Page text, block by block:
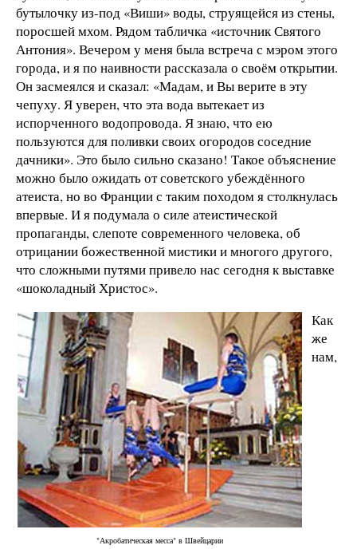
бутылочку из-под «Виши» воды, струящейся из стены,
поросшей мхом. Рядом табличка «источник Святого
Антония». Вечером у меня была встреча с мэром этого
города, и я по наивности рассказала о своём открытии.
Он засмеялся и сказал: «Мадам, и Вы верите в эту
чепуху. Я уверен, что эта вода вытекает из
испорченного водопровода. Я знаю, что ею
пользуются для поливки своих огородов соседние
дачники». Это было сильно сказано! Такое объяснение
можно было ожидать от советского убеждённого
атеиста, но во Франции с таким походом я столкнулась
впервые. И я подумала о силе атеистической
пропаганды, слепоте современного человека, об
отрицании божественной мистики и многого другого,
что сложными путями привело нас сегодня к выставке
«шоколадный Христос».
"Акробатическая месса" в Швейцарии
Как
же
нам,